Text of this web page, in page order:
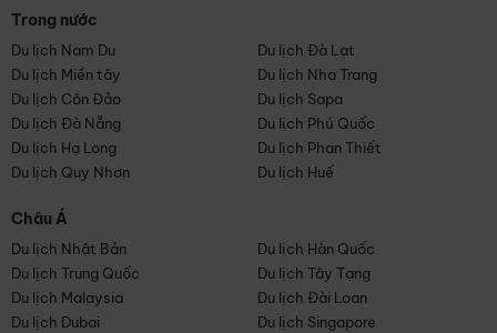
Trong nước
Du lịch Nam Du
Du lịch Đà Lạt
Du lịch Miền tây
Du lịch Nha Trang
Du lịch Côn Đảo
Du lịch Sapa
Du lịch Đà Nẵng
Du lịch Phú Quốc
Du lịch Hạ Long
Du lịch Phan Thiết
Du lịch Quy Nhơn
Du lịch Huế
Châu Á
Du lịch Nhật Bản
Du lịch Hàn Quốc
Du lịch Trung Quốc
Du lịch Tây Tạng
Du lịch Malaysia
Du lịch Đài Loan
Du lịch Dubai
Du lịch Singapore